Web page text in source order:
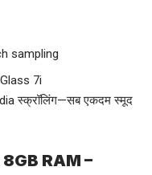
sampling
7i
स्क्रॉलिंग—सब एकदम स्मूद
RAM –